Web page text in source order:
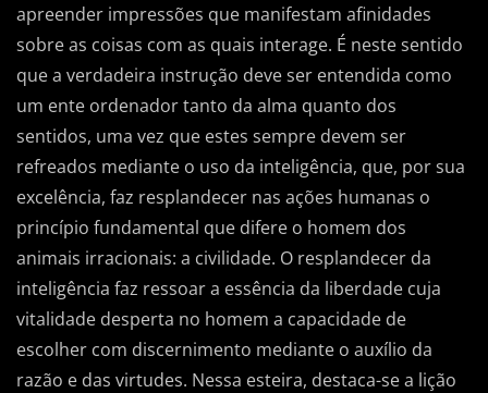
apreender impressões que manifestam afinidades
sobre as coisas com as quais interage. É neste sentido
que a verdadeira instrução deve ser entendida como
um ente ordenador tanto da alma quanto dos
sentidos, uma vez que estes sempre devem ser
refreados mediante o uso da inteligência, que, por sua
excelência, faz resplandecer nas ações humanas o
princípio fundamental que difere o homem dos
animais irracionais: a civilidade. O resplandecer da
inteligência faz ressoar a essência da liberdade cuja
vitalidade desperta no homem a capacidade de
escolher com discernimento mediante o auxílio da
razão e das virtudes. Nessa esteira, destaca-se a lição